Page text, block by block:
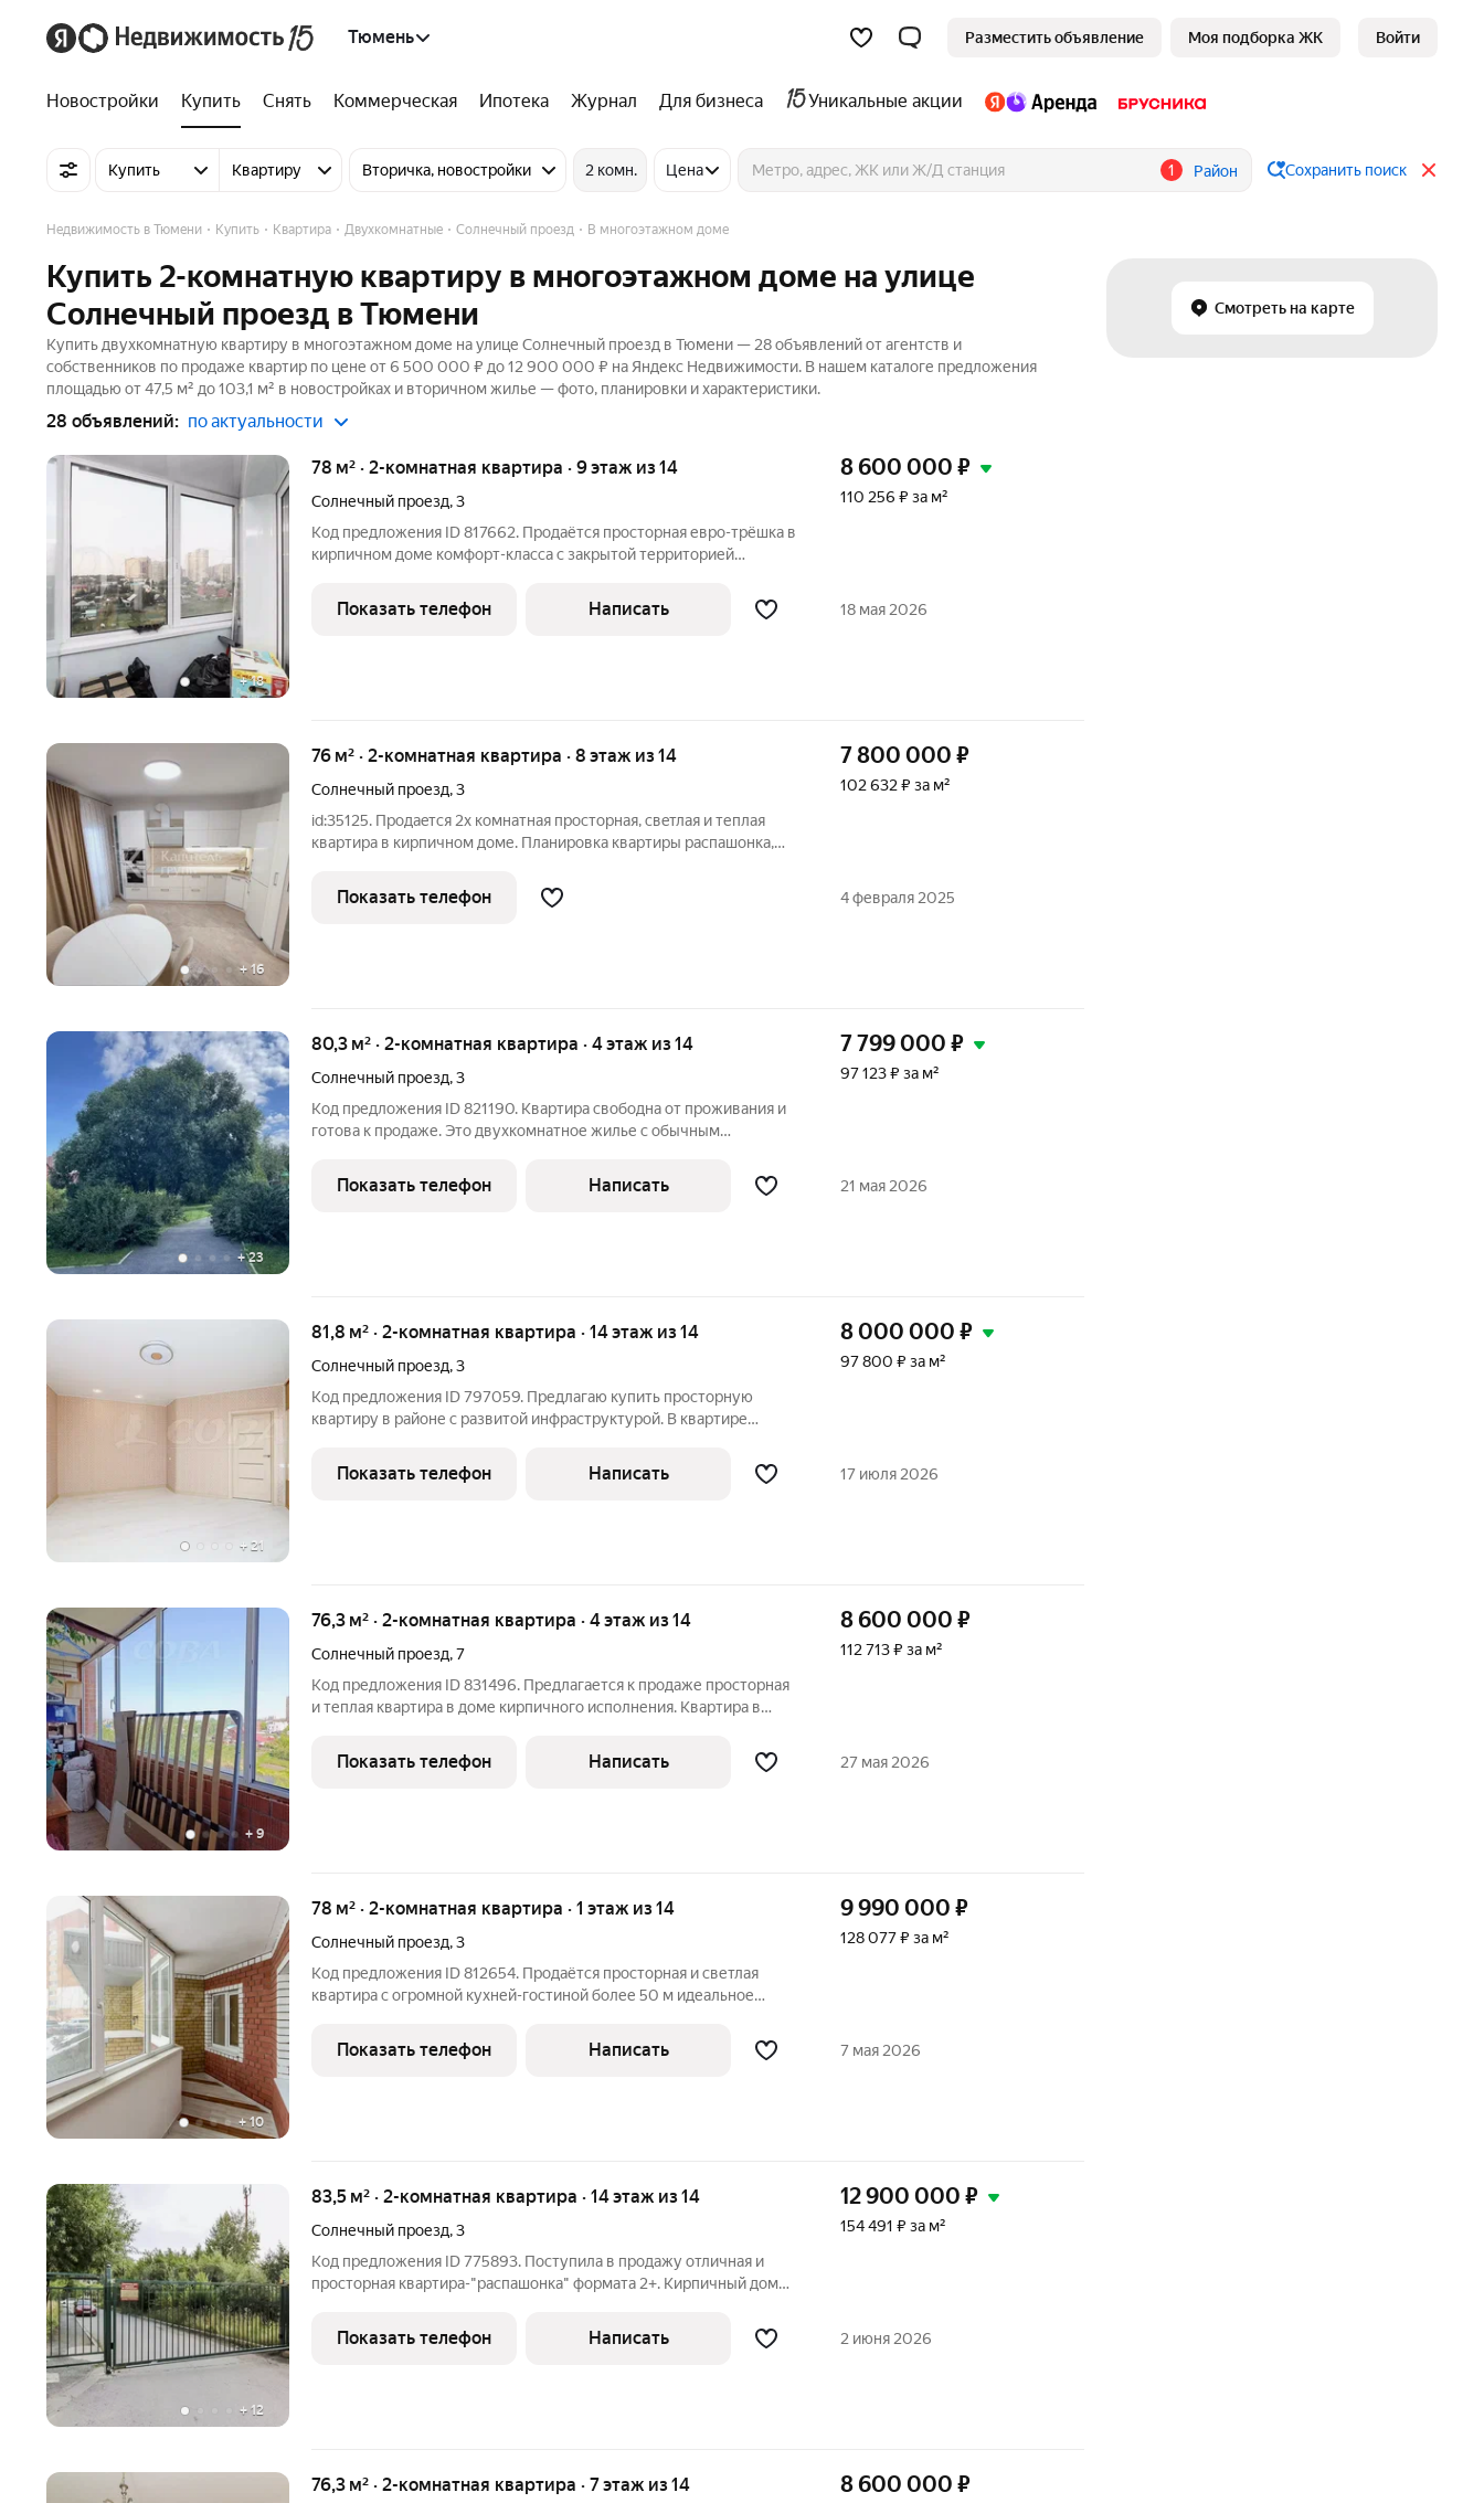
Тюмень Разместить объявление Моя подборка ЖК Войти
Новостройки Купить Снять Коммерческая Ипотека Журнал Для бизнеса Уникальные акции
Купить Квартиру Вторичка, новостройки 2 комн. Цена 1 Район Сохранить поиск
Смотреть на карте
Недвижимость в Тюмени Купить Квартира Двухкомнатные Солнечный проезд В многоэтажном доме
Купить 2-комнатную квартиру в многоэтажном доме на улице
Солнечный проезд в Тюмени
Купить двухкомнатную квартиру в многоэтажном доме на улице Солнечный проезд в Тюмени — 28 объявлений от агентств и
собственников по продаже квартир по цене от 6 500 000 ₽ до 12 900 000 ₽ на Яндекс Недвижимости. В нашем каталоге предложения
площадью от 47,5 м² до 103,1 м² в новостройках и вторичном жилье — фото, планировки и характеристики.
28 объявлений: по актуальности
+18
78 м² · 2-комнатная квартира · 9 этаж из 14
Солнечный проезд,3
Код предложения ID 817662. Продаётся просторная евро-трёшка в
кирпичном доме комфорт-класса с закрытой территорией
безопасность!Квартира расположена на девятом этаже и выходит
окнами на три
8 600 000 ₽
110 256 ₽ за м²
Показать телефон Написать 18 мая 2026
+16
76 м² · 2-комнатная квартира · 8 этаж из 14
Солнечный проезд,3
id:35125. Пpoдaeтся 2х кoмнатная проcторная, свeтлая и теплaя
квартиpа в кирпичном доме. Планировкa квaртиpы pаcпaшонка,
удобном месте, вся необходимая инфраструктура имеется(школа,
7 800 000 ₽
102 632 ₽ за м²
Показать телефон 4 февраля 2025
+23
80,3 м² · 2-комнатная квартира · 4 этаж из 14
Солнечный проезд,3
Код предложения ID 821190. Квартира свободна от проживания и
готова к продаже. Это двухкомнатное жилье с обычным
квартире остаются кухонный гарнитур и шкаф-купе в спальне. В
прихожей
7 799 000 ₽
97 123 ₽ за м²
Показать телефон Написать 21 мая 2026
+ 21
81,8 м² · 2-комнатная квартира · 14 этаж из 14
Солнечный проезд,3
Код предложения ID 797059. Предлагаю купить просторную
квартиру в районе с развитой инфраструктурой. В квартире
санузла, прихожую, две просторные спальни, одна из которых с
выходом на
8 000 000 ₽
97 800 ₽ за м²
Показать телефон Написать 17 июля 2026
+ 9
76,3 м² · 2-комнатная квартира · 4 этаж из 14
Солнечный проезд,7
Код предложения ID 831496. Предлагается к продаже просторная
и теплая квартира в доме кирпичного исполнения. Квартира в
закрытый тамбур на две квартиры. Двор закрытый. При продаже
остаются
8 600 000 ₽
112 713 ₽ за м²
Показать телефон Написать 27 мая 2026
+10
78 м² · 2-комнатная квартира · 1 этаж из 14
Солнечный проезд,3
Код предложения ID 812654. Продаётся просторная и светлая
квартира с огромной кухней-гостиной более 50 м идеальное
готова к заезду: в ней выполнен аккуратный косметический
ремонт, уложен
9 990 000 ₽
128 077 ₽ за м²
Показать телефон Написать 7 мая 2026
+ 12
83,5 м² · 2-комнатная квартира · 14 этаж из 14
Солнечный проезд,3
Код предложения ID 775893. Поступила в продажу отличная и
просторная квартира-"распашонка" формата 2+. Кирпичный дом
сверху, зато есть полноценный технический этаж. Планировка:
12 900 000 ₽
154 491 ₽ за м²
Показать телефон Написать 2 июня 2026
76,3 м² · 2-комнатная квартира · 7 этаж из 14 8 600 000 ₽